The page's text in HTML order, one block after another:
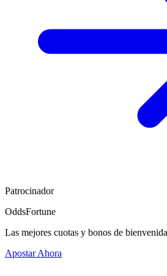
Patrocinador
OddsFortune
Las mejores cuotas y bonos de
Apostar Ahora